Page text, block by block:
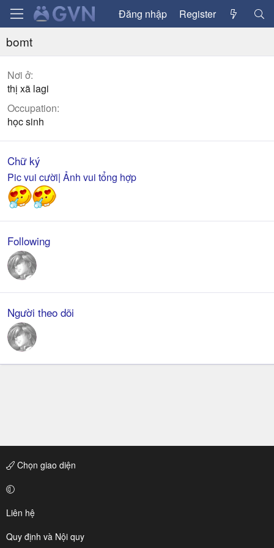
Đăng nhập Register
bomt
Nơi ở
thị xã lagi
Occupation
học sinh
Chữ ký
Pic vui cười| Ảnh vui tổng hợp
Following
Người theo dõi
Chọn giao diện
Liên hệ
Quy định và Nội quy